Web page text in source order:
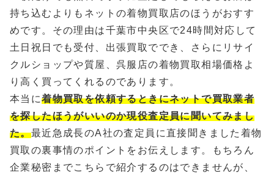
持ち込むよりもネットの着物買取店のほうがおすす
めです。その理由は千葉市中央区で24時間対応して
土日祝日でも受付、出張買取ででき、さらにリサイ
クルショップや質屋、呉服店の着物買取相場価格よ
り高く買ってくれるのであります。
本当に着物買取を依頼するときにネットで買取業者
を探したほうがいいのか現役査定員に聞いてみまし
た。最近急成長のA社の査定員に直接聞きました着物
買取の裏事情のポイントをお伝えします。もちろん
企業秘密までこちらで紹介するのはできませんが、